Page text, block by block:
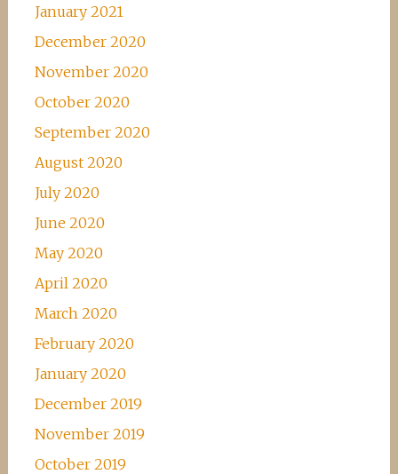
January 2021
December 2020
November 2020
October 2020
September 2020
August 2020
July 2020
June 2020
May 2020
April 2020
March 2020
February 2020
January 2020
December 2019
November 2019
October 2019